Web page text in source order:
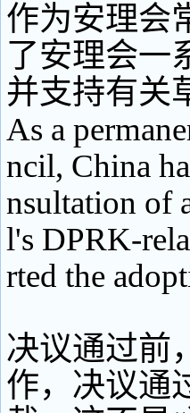
作为安理会
了安理会一
并支持有关
As a
ncil, China
nsultation of
l's DPRK-
rted the
决议通过前
作，决议通